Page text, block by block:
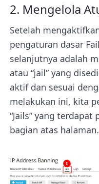
2. Mengelola
Setelah
pengaturan dasar
selanjutnya adalah
atau “jail” yang
aktif dan sesuai
melakukan ini, kita
“Jails” yang
bagian atas halaman.